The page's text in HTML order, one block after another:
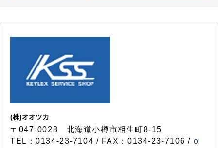
(株)オオツカ
〒047-0028 北海道小樽市相生町8-15
TEL：0134-23-7104 / FAX：0134-23-7106 / o